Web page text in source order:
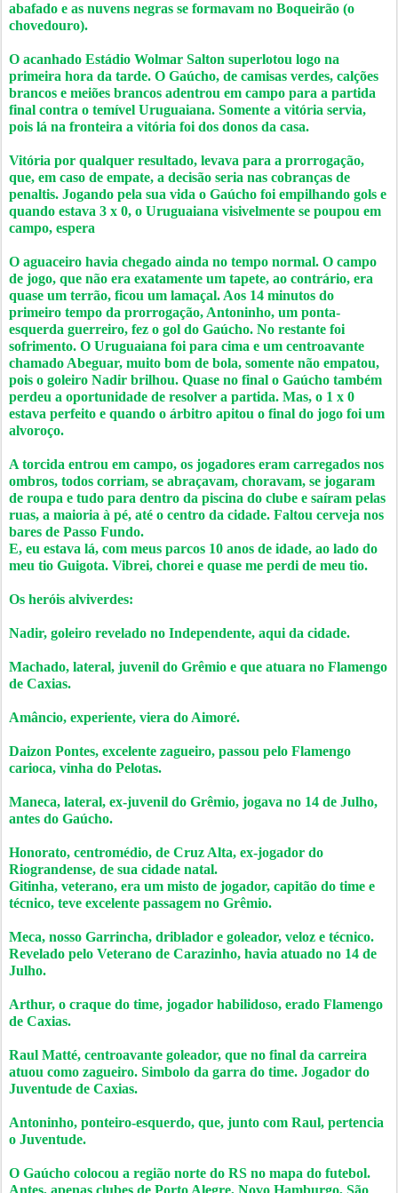
abafado e as nuvens negras se formavam no Boqueirão (o
chovedouro).
O acanhado Estádio Wolmar Salton superlotou logo na
primeira hora da tarde. O Gaúcho, de camisas verdes, calções
brancos e meiões brancos adentrou em campo para a partida
final contra o temível Uruguaiana. Somente a vitória servia,
pois lá na fronteira a vitória foi dos donos da casa.
Vitória por qualquer resultado, levava para a prorrogação,
que, em caso de empate, a decisão seria nas cobranças de
penaltis. Jogando pela sua vida o Gaúcho foi empilhando gols e
quando estava 3 x 0, o Uruguaiana visivelmente se poupou em
campo, espera
O aguaceiro havia chegado ainda no tempo normal. O campo
de jogo, que não era exatamente um tapete, ao contrário, era
quase um terrão, ficou um lamaçal. Aos 14 minutos do
primeiro tempo da prorrogação, Antoninho, um ponta-
esquerda guerreiro, fez o gol do Gaúcho. No restante foi
sofrimento. O Uruguaiana foi para cima e um centroavante
chamado Abeguar, muito bom de bola, somente não empatou,
pois o goleiro Nadir brilhou. Quase no final o Gaúcho também
perdeu a oportunidade de resolver a partida. Mas, o 1 x 0
estava perfeito e quando o árbitro apitou o final do jogo foi um
alvoroço.
A torcida entrou em campo, os jogadores eram carregados nos
ombros, todos corriam, se abraçavam, choravam, se jogaram
de roupa e tudo para dentro da piscina do clube e saíram pelas
ruas, a maioria à pé, até o centro da cidade. Faltou cerveja nos
bares de Passo Fundo.
E, eu estava lá, com meus parcos 10 anos de idade, ao lado do
meu tio Guigota. Vibrei, chorei e quase me perdi de meu tio.
Os heróis alviverdes:
Nadir, goleiro revelado no Independente, aqui da cidade.
Machado, lateral, juvenil do Grêmio e que atuara no Flamengo
de Caxias.
Amâncio, experiente, viera do Aimoré.
Daizon Pontes, excelente zagueiro, passou pelo Flamengo
carioca, vinha do Pelotas.
Maneca, lateral, ex-juvenil do Grêmio, jogava no 14 de Julho,
antes do Gaúcho.
Honorato, centromédio, de Cruz Alta, ex-jogador do
Riograndense, de sua cidade natal.
Gitinha, veterano, era um misto de jogador, capitão do time e
técnico, teve excelente passagem no Grêmio.
Meca, nosso Garrincha, driblador e goleador, veloz e técnico.
Revelado pelo Veterano de Carazinho, havia atuado no 14 de
Julho.
Arthur, o craque do time, jogador habilidoso, erado Flamengo
de Caxias.
Raul Matté, centroavante goleador, que no final da carreira
atuou como zagueiro. Simbolo da garra do time. Jogador do
Juventude de Caxias.
Antoninho, ponteiro-esquerdo, que, junto com Raul, pertencia
o Juventude.
O Gaúcho colocou a região norte do RS no mapa do futebol.
Antes, apenas clubes de Porto Alegre, Novo Hamburgo, São